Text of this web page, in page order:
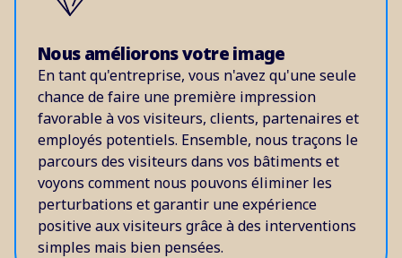
Nous améliorons votre image
En tant qu'entreprise, vous n'avez qu'une seule
chance de faire une première impression
favorable à vos visiteurs, clients, partenaires et
employés potentiels. Ensemble, nous traçons le
parcours des visiteurs dans vos bâtiments et
voyons comment nous pouvons éliminer les
perturbations et garantir une expérience
positive aux visiteurs grâce à des interventions
simples mais bien pensées.